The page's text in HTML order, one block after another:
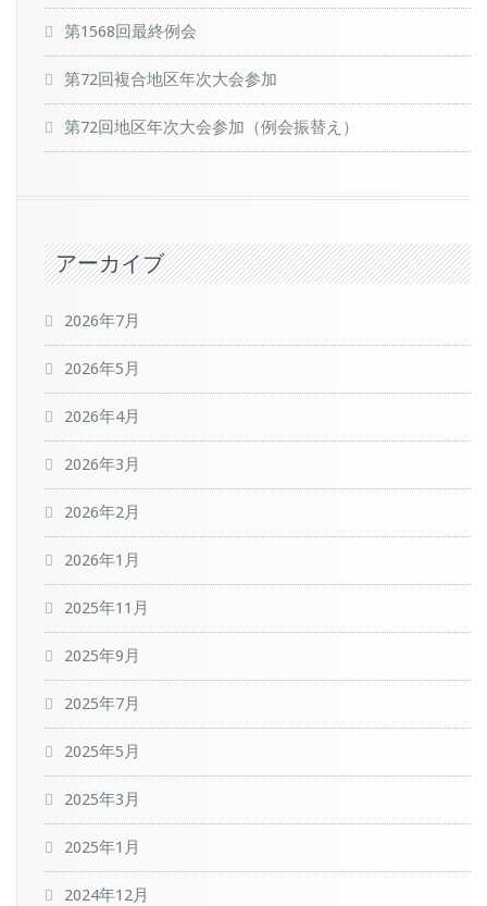
第1568回最終例会
第72回複合地区年次大会参加
第72回地区年次大会参加（例会振替え）
アーカイブ
2026年7月
2026年5月
2026年4月
2026年3月
2026年2月
2026年1月
2025年11月
2025年9月
2025年7月
2025年5月
2025年3月
2025年1月
2024年12月